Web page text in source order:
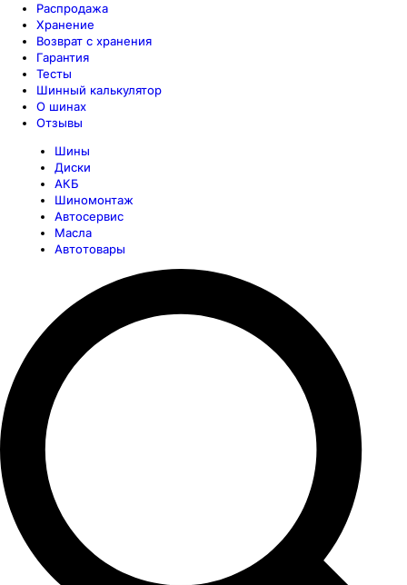
Распродажа
Хранение
Возврат с хранения
Гарантия
Тесты
Шинный калькулятор
О шинах
Отзывы
Шины
Диски
АКБ
Шиномонтаж
Автосервис
Масла
Автотовары